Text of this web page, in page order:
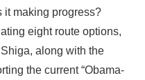
it making progress?
eight route options,
along with the
the current “Obama-